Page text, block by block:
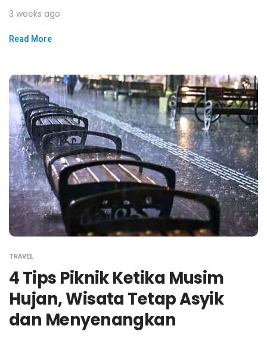
3 weeks ago
Read More
TRAVEL
4 Tips Piknik Ketika Musim
Hujan, Wisata Tetap Asyik
dan Menyenangkan